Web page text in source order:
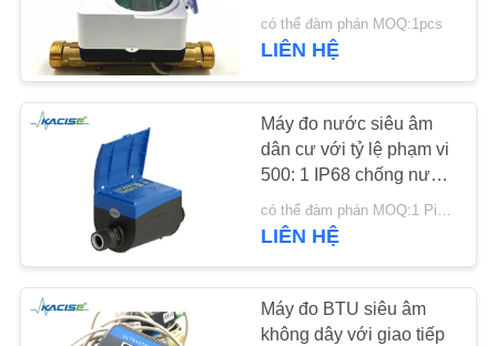
KIỂM
SOÁT
CHẤT
LƯỢNG
CHÚNG
TÔI
chất lỏng
Máy phát tín hiệu
radar
187
2 cho sử dụng trong nhà
có thể đàm phán MOQ:1pcs
LIÊN HỆ
Máy đo nước siêu âm
dân cư với tỷ lệ phạm vi
500: 1 IP68 chống nước
và tuổi thọ pin 20 năm
LIÊN HỆ
Máy đo BTU siêu âm
không dây với giao tiếp